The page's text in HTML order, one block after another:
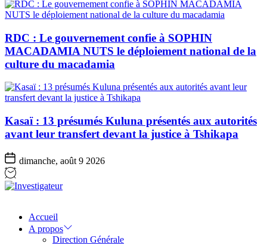
RDC : Le gouvernement confie à SOPHIN
MACADAMIA NUTS le déploiement national de la
culture du macadamia
Kasaï : 13 présumés Kuluna présentés aux autorités
avant leur transfert devant la justice à Tshikapa
dimanche, août 9 2026
Accueil
A propos
Direction Générale